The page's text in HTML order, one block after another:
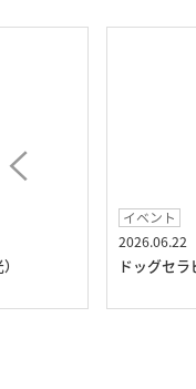
イベント
2026.06.22
ドッグセラ